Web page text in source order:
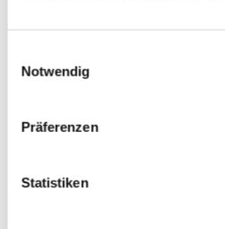
Notwendig
Präferenzen
Statistiken